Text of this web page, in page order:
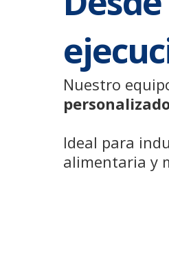
Nuestro
Ideal para
alimentaria y